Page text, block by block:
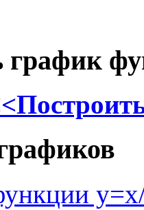
график